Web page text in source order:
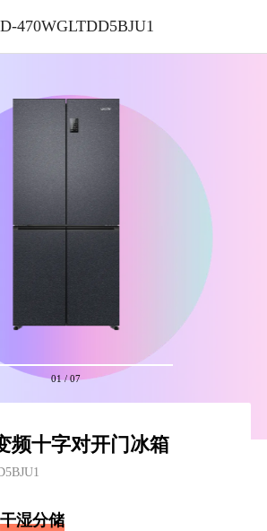
01/07
频十字对开门冰箱
干湿分储
470WGLTDD5BJU1